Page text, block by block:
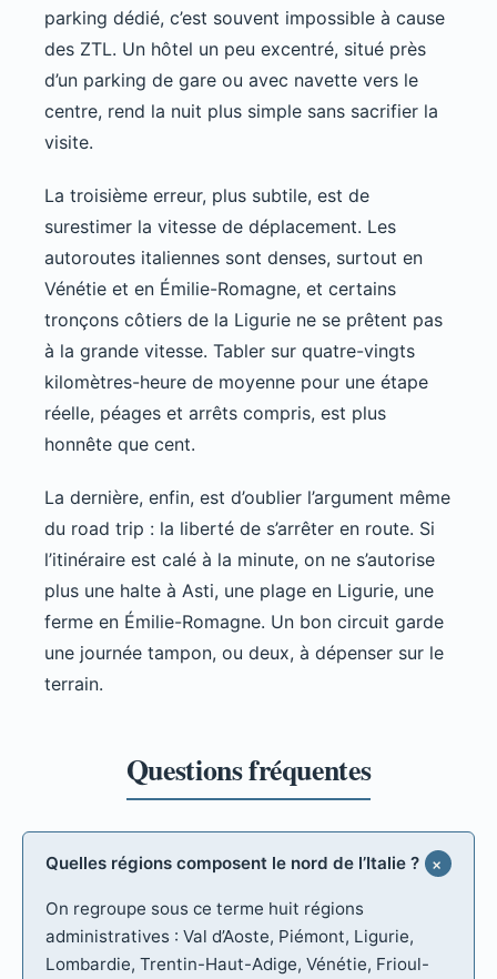
parking dédié, c’est souvent impossible à cause
des ZTL. Un hôtel un peu excentré, situé près
d’un parking de gare ou avec navette vers le
centre, rend la nuit plus simple sans sacrifier la
visite.
La troisième erreur, plus subtile, est de
surestimer la vitesse de déplacement. Les
autoroutes italiennes sont denses, surtout en
Vénétie et en Émilie-Romagne, et certains
tronçons côtiers de la Ligurie ne se prêtent pas
à la grande vitesse. Tabler sur quatre-vingts
kilomètres-heure de moyenne pour une étape
réelle, péages et arrêts compris, est plus
honnête que cent.
La dernière, enfin, est d’oublier l’argument même
du road trip : la liberté de s’arrêter en route. Si
l’itinéraire est calé à la minute, on ne s’autorise
plus une halte à Asti, une plage en Ligurie, une
ferme en Émilie-Romagne. Un bon circuit garde
une journée tampon, ou deux, à dépenser sur le
terrain.
Quelles régions composent le nord de l’Italie ?
On regroupe sous ce terme huit régions
administratives : Val d’Aoste, Piémont, Ligurie,
Lombardie, Trentin-Haut-Adige, Vénétie, Frioul-